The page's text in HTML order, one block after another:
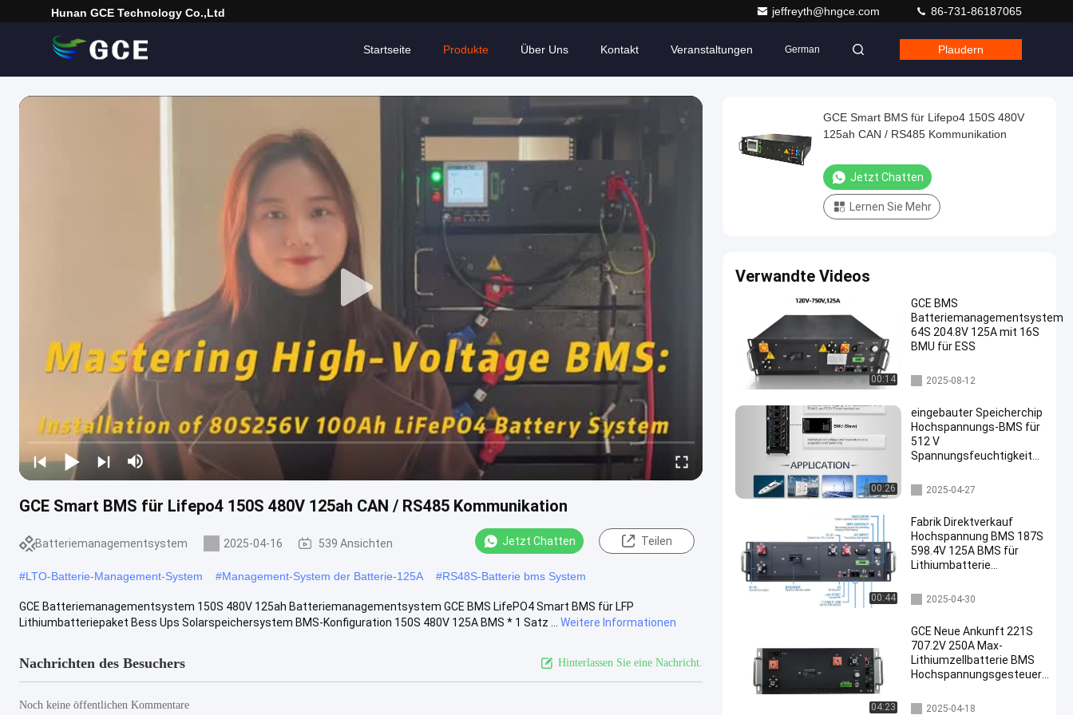
Hunan GCE Technology Co.,Ltd jeffreyth@hngce.com 86-731-86187065
Startseite Produkte Über Uns Kontakt Veranstaltungen German Plaudern
GCE Smart BMS für Lifepo4 150S 480V 125ah CAN / RS485 Kommunikation
Batteriemanagementsystem 2025-04-16 539 Ansichten Jetzt Chatten Teilen
#LTO-Batterie-Management-System #Management-System der Batterie-125A #RS48S-Batterie bms System
GCE Batteriemanagementsystem 150S 480V 125ah Batteriemanagementsystem GCE BMS LifePO4 Smart BMS für LFP
Lithiumbatteriepaket Bess Ups Solarspeichersystem BMS-Konfiguration 150S 480V 125A BMS * 1 Satz ...
Weitere Informationen
Nachrichten des Besuchers Hinterlassen Sie eine Nachricht.
Noch keine öffentlichen Kommentare
GCE Smart BMS für Lifepo4 150S 480V
125ah CAN / RS485 Kommunikation
Jetzt Chatten
Lernen Sie Mehr
Verwandte Videos
00:14
GCE BMS
Batteriemanagementsystem
64S 204.8V 125A mit 16S
BMU für ESS
Batteriemanagementsystem
2025-08-12
00:26
eingebauter Speicherchip
Hochspannungs-BMS für
512 V
Spannungsfeuchtigkeit
Kapazitätsdatenspeicher
Hochspannungs-bms
2025-04-27
00:44
Fabrik Direktverkauf
Hochspannung BMS 187S
598.4V 125A BMS für
Lithiumbatterie
Farbe mit Vorladung F
Hochspannungs-bms
2025-04-30
04:23
GCE Neue Ankunft 221S
707.2V 250A Max-
Lithiumzellbatterie BMS
Hochspannungsgesteuerte
Serie/Parallel
Hochspannungs-bms
2025-04-18